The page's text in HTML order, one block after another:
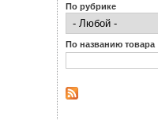
По рубрике
По названию товара